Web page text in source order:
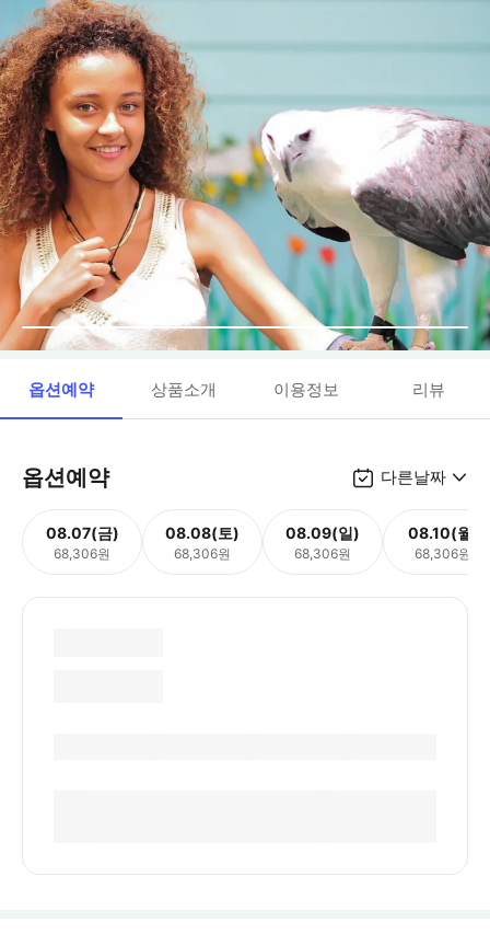
옵션예약 상품소개 이용정보 리뷰
옵션예약 다른날짜
08.07(금)
68,306원
08.08(토)
68,306원
08.09(일)
68,306원
08.10(월)
68,306원